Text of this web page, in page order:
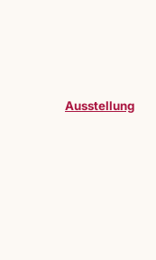
Ausstellung